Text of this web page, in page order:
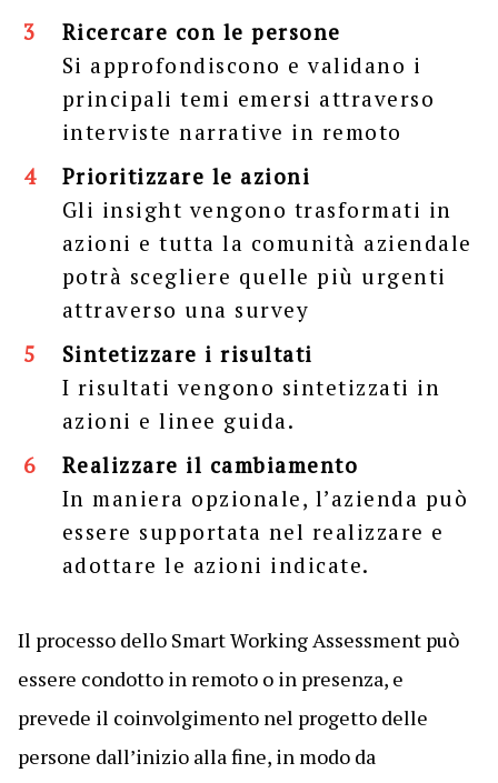
Ricercare con le persone
Si approfondiscono e validano i
principali temi emersi attraverso
interviste narrative in remoto
Prioritizzare le azioni
Gli insight vengono trasformati in
azioni e tutta la comunità aziendale
potrà scegliere quelle più urgenti
attraverso una survey
Sintetizzare i risultati
I risultati vengono sintetizzati in
azioni e linee guida.
Realizzare il cambiamento
In maniera opzionale, l’azienda può
essere supportata nel realizzare e
adottare le azioni indicate.
Il processo dello Smart Working Assessment può
essere condotto in remoto o in presenza, e
prevede il coinvolgimento nel progetto delle
persone dall’inizio alla fine, in modo da